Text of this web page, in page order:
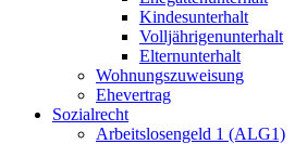
Kindesunterhalt
Volljährigenunterhalt
Elternunterhalt
Wohnungszuweisung
Ehevertrag
Sozialrecht
Arbeitslosengeld 1 (ALG1)